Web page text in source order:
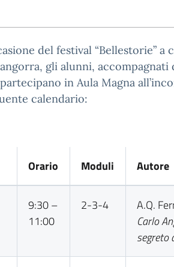
del festival “Bellestorie” a
gli alunni, accompagnati
in Aula Magna
calendario:
Orario Moduli Autore
9:30 –
11:00
2-3-4
A.Q.
Carlo
segreto